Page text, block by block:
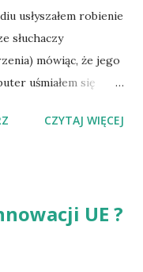
usłyszałem robienie
słuchaczy
mówiąc, że jego
uśmiałem się
CZYTAJ WIĘCEJ
UE ?